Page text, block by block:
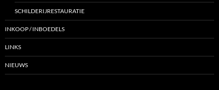
SCHILDERIJRESTAURATIE
INKOOP / INBOEDELS
LINKS
NIEUWS